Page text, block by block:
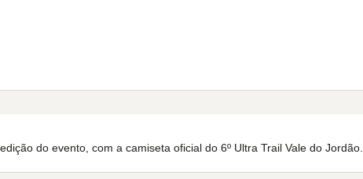
do evento, com a camiseta oficial do 6º Ultra Trail Vale do Jordão.